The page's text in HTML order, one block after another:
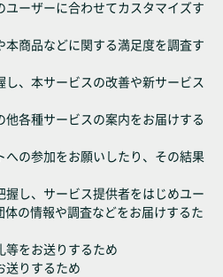
ーザーに合わせてカスタマイズす
商品などに関する満足度を調査す
、本サービスの改善や新サービス
各種サービスの案内をお届けする
の参加をお願いしたり、その結果
し、サービス提供者をはじめユー
の情報や調査などをお届けするた
等をお送りするため
送りするため